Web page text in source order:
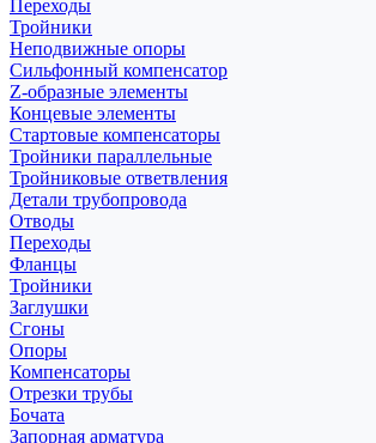
Переходы
Тройники
Неподвижные опоры
Cильфонный компенсатор
Z-образные элементы
Концевые элементы
Стартовые компенсаторы
Тройники параллельные
Тройниковые ответвления
Детали трубопровода
Отводы
Переходы
Фланцы
Тройники
Заглушки
Сгоны
Опоры
Компенсаторы
Отрезки трубы
Бочата
Запорная арматура